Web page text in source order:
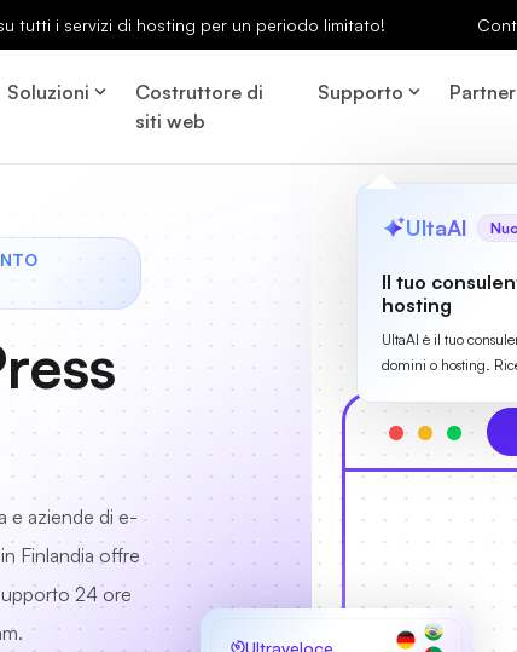
tutti i servizi di hosting per un periodo limitato!
Soluzioni
Costruttore di
siti web
Supporto Partner
UltaAI
Il tuo
hosting
UltaAI è il tuo
domini o hosting.
e aziende di e-
Finlandia offre
24 ore
Ultraveloce